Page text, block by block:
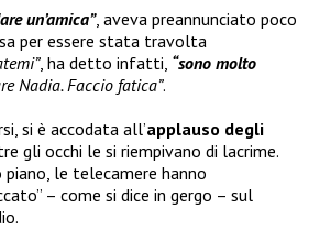
un’amica”, aveva preannunciato poco
per essere stata travolta
, ha detto infatti, “sono molto
Nadia. Faccio fatica”.
si è accodata all’applauso degli
gli occhi le si riempivano di lacrime.
piano, le telecamere hanno
– come si dice in gergo – sul